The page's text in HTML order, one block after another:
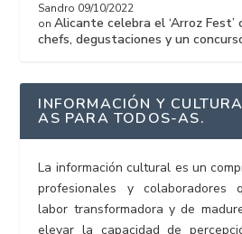
Sandro 09/10/2022
onAlicante celebra el ‘Arroz Fest’
chefs, degustaciones y un
INFORMACIÓN Y
AS PARA TODOS-AS.
La información cultural es un
profesionales y colaboradores
labor transformadora y de
elevar la capacidad de